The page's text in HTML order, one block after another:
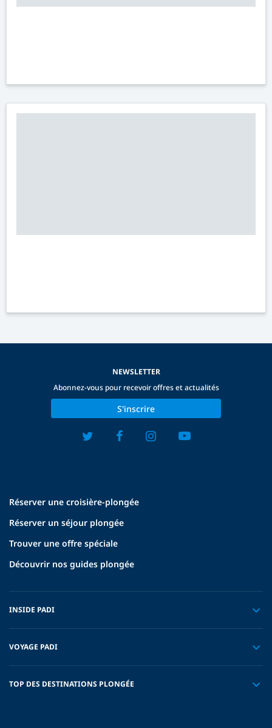
Réserver une croisière-plongée
Réserver un séjour plongée
Trouver une offre spéciale
Découvrir nos guides plongée
INSIDE PADI
VOYAGE PADI
TOP DES DESTINATIONS PLONGÉE
NEWSLETTER
Abonnez-vous pour recevoir offres et actualités
S'inscrire